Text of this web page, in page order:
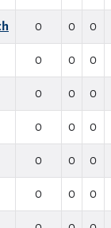
0 0 0
0 0 0
0 0 0
0 0 0
0 0 0
0 0 0